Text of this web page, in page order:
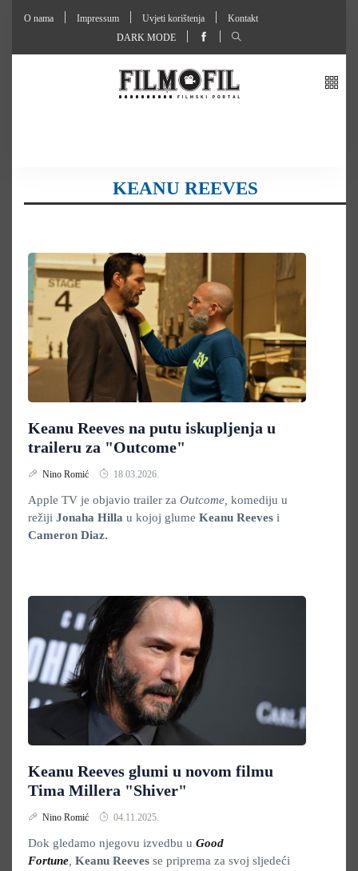
O nama Impressum Uvjeti korištenja
Kontakt
DARK MODE
KEANU REEVES
Keanu Reeves na putu iskupljenja u
traileru za "Outcome"
Nino Romić 18.03.2026.
Apple TV je objavio trailer za Outcome, komediju u
režiji Jonaha Hilla u kojoj glume Keanu Reeves i
Cameron Diaz.
Keanu Reeves glumi u novom filmu
Tima Millera "Shiver"
Nino Romić 04.11.2025.
Dok gledamo njegovu izvedbu u Good
Fortune Keanu Reeves se priprema za svoj sljedeći